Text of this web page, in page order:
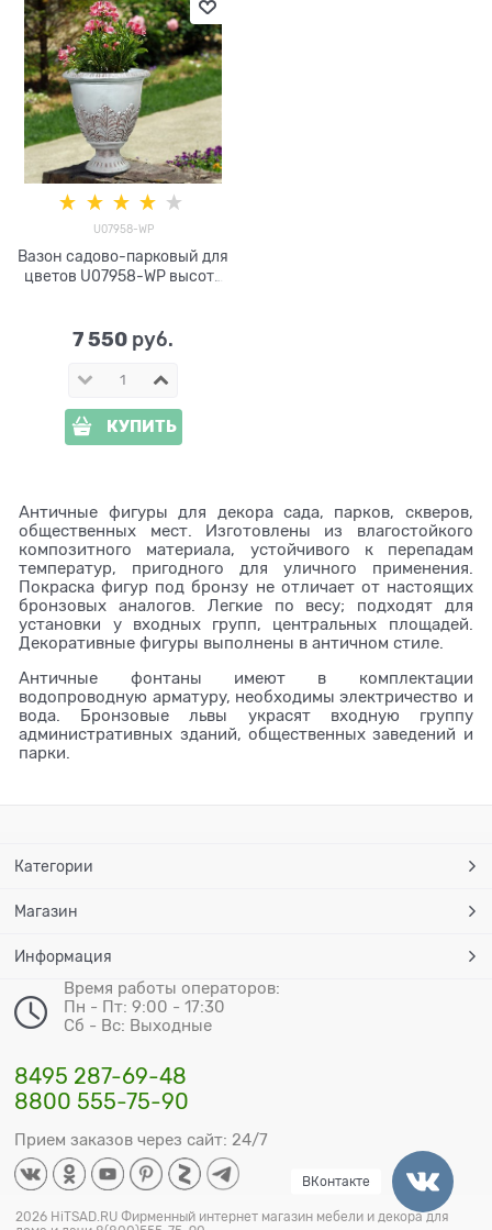
U07958-WP
Вазон садово-парковый для
цветов U07958-WP высота
7 550 руб.
КУПИТЬ
Античные фигуры для декора сада, парков, скверов,
общественных мест. Изготовлены из влагостойкого
композитного материала, устойчивого к перепадам
температур, пригодного для уличного применения.
Покраска фигур под бронзу не отличает от настоящих
бронзовых аналогов. Легкие по весу; подходят для
установки у входных групп, центральных площадей.
Декоративные фигуры выполнены в античном стиле.
Античные фонтаны имеют в комплектации
водопроводную арматуру, необходимы электричество и
вода. Бронзовые львы украсят входную группу
административных зданий, общественных заведений и
парки.
Категории
Магазин
Информация
Время работы операторов:
Пн - Пт: 9:00 - 17:30
Сб - Вс: Выходные
8495 287-69-48
8800 555-75-90
Прием заказов через сайт: 24/7
2026 HiTSAD.RU Фирменный интернет магазин мебели и декора для
ВКонтакте